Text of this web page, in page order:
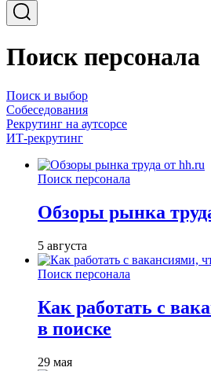
Поиск персонала
Поиск и выбор
Собеседования
Рекрутинг на аутсорсе
ИТ-рекрутинг
Поиск персонала
Обзоры рынка
5 августа
Поиск персонала
Как работать с
в поиске
29 мая